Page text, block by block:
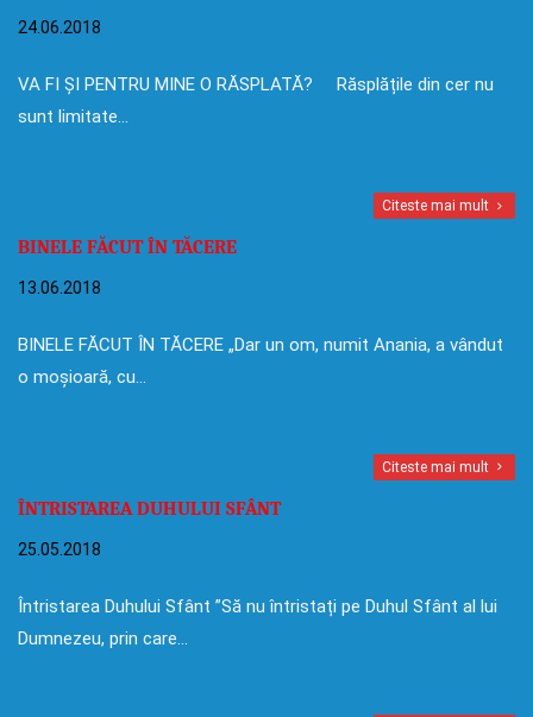
24.06.2018
VA FI ȘI PENTRU MINE O RĂSPLATĂ? Răsplățile din cer nu
sunt limitate…
Citeste mai mult
BINELE FĂCUT ÎN TĂCERE
13.06.2018
BINELE FĂCUT ÎN TĂCERE „Dar un om, numit Anania, a vândut
o moșioară, cu…
Citeste mai mult
ÎNTRISTAREA DUHULUI SFÂNT
25.05.2018
Întristarea Duhului Sfânt ”Să nu întristați pe Duhul Sfânt al lui
Dumnezeu, prin care…